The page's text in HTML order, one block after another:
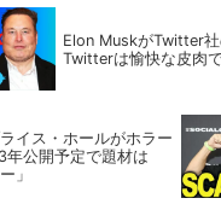
Elon MuskがTwitter社
Twitterは愉快な皮肉
イス・ホールがホラー
公開予定で題材は
」